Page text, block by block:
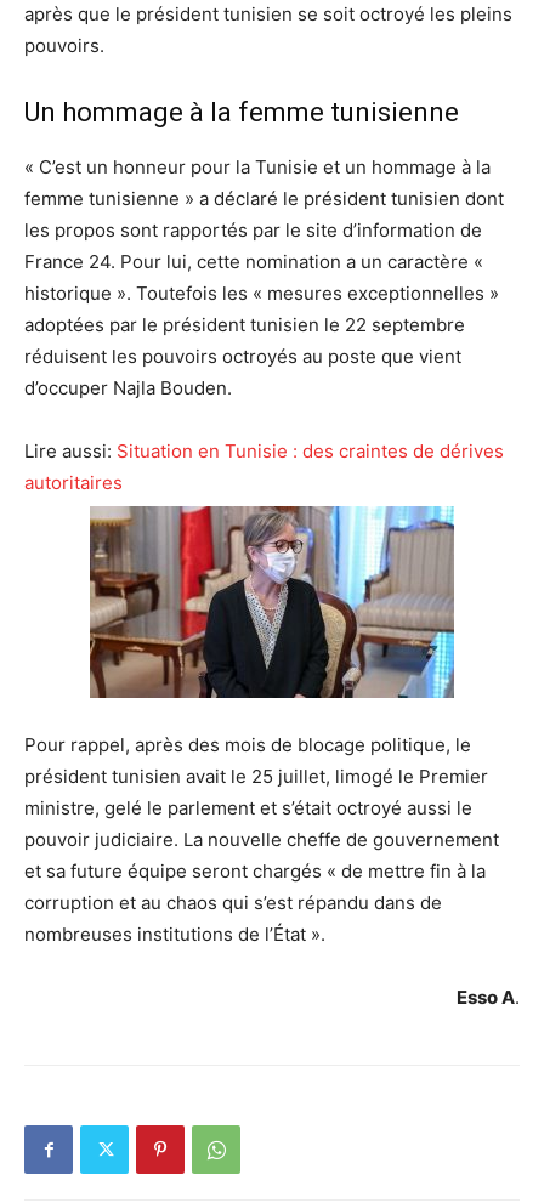
après que le président tunisien se soit octroyé les pleins
pouvoirs.
Un hommage à la femme tunisienne
« C’est un honneur pour la Tunisie et un hommage à la
femme tunisienne » a déclaré le président tunisien dont
les propos sont rapportés par le site d’information de
France 24. Pour lui, cette nomination a un caractère «
historique ». Toutefois les « mesures exceptionnelles »
adoptées par le président tunisien le 22 septembre
réduisent les pouvoirs octroyés au poste que vient
d’occuper Najla Bouden.
Lire aussi: Situation en Tunisie : des craintes de dérives
autoritaires
Pour rappel, après des mois de blocage politique, le
président tunisien avait le 25 juillet, limogé le Premier
ministre, gelé le parlement et s’était octroyé aussi le
pouvoir judiciaire. La nouvelle cheffe de gouvernement
et sa future équipe seront chargés « de mettre fin à la
corruption et au chaos qui s’est répandu dans de
nombreuses institutions de l’État ».
Esso A.